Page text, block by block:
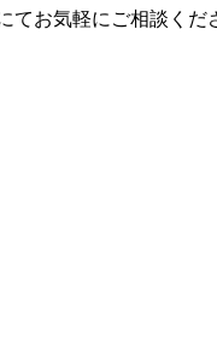
お気軽にご相談くだ